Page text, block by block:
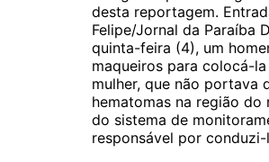
desta reportagem.
Felipe/Jornal da Paraíba
quinta-feira (4), um
maqueiros para colocá-
mulher, que não portava
hematomas na região
do sistema de
responsável por